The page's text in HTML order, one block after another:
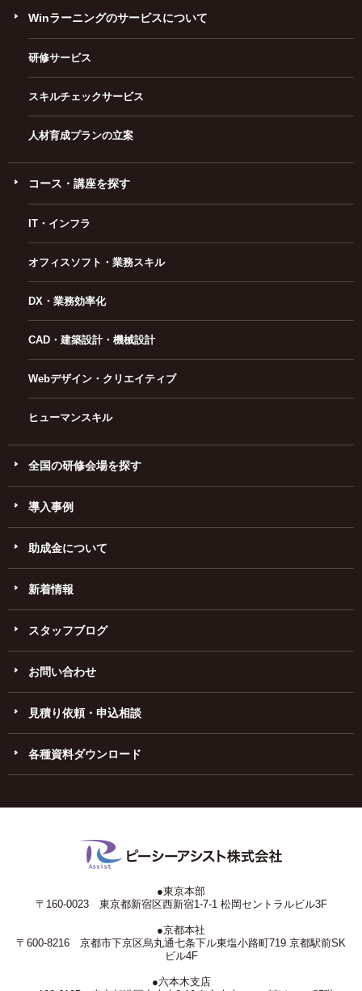
Winラーニングのサービスについて
研修サービス
スキルチェックサービス
人材育成プランの立案
コース・講座を探す
IT・インフラ
オフィスソフト・業務スキル
DX・業務効率化
CAD・建築設計・機械設計
Webデザイン・クリエイティブ
ヒューマンスキル
全国の研修会場を探す
導入事例
助成金について
新着情報
スタッフブログ
お問い合わせ
見積り依頼・申込相談
各種資料ダウンロード
●東京本部
〒160-0023 東京都新宿区西新宿1-7-1 松岡セントラルビル3F
●京都本社
〒600-8216 京都市下京区烏丸通七条下ル東塩小路町719 京都駅前SK
ビル4F
●六本木支店